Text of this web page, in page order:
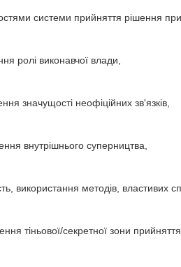
системи прийняття рішення
ролі виконавчої влади,
значущості неофіційних зв'язків,
внутрішнього суперництва,
використання методів, властивих
тіньової/секретної зони